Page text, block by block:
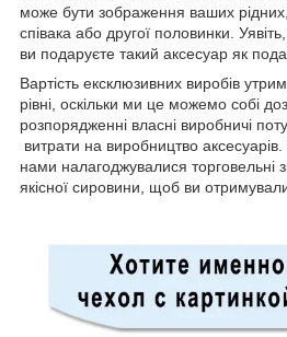
може бути зображення ваших
співака або другої половинки.
ви подаруєте такий аксесуар як
Вартість ексклюзивних виробів
рівні, оскільки ми це можемо собі
розпорядженні власні виробничі
витрати на виробництво
нами налагоджувалися торговельні
якісної сировини, щоб ви